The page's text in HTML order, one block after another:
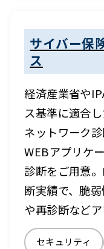
サイバー保
ス
経済産業省や
ス基準に適合
ネットワーク
WEBアプリケ
診断をご用意
断実績で、脆
や再診断など
セキュリティ